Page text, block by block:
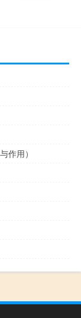
作用）